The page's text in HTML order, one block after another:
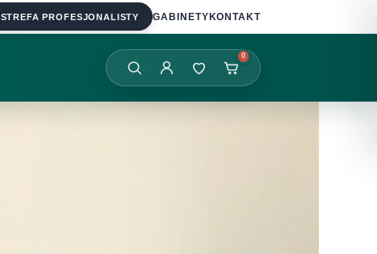
STREFA PROFESJONALISTY GABINETY KONTAKT
0